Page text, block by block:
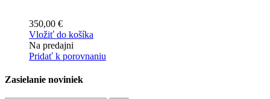
350,00 €
Vložiť do košíka
Na predajni
Pridať k porovnaniu
Zasielanie noviniek